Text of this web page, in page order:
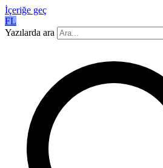
İçeriğe geç
FL
Yazılarda ara